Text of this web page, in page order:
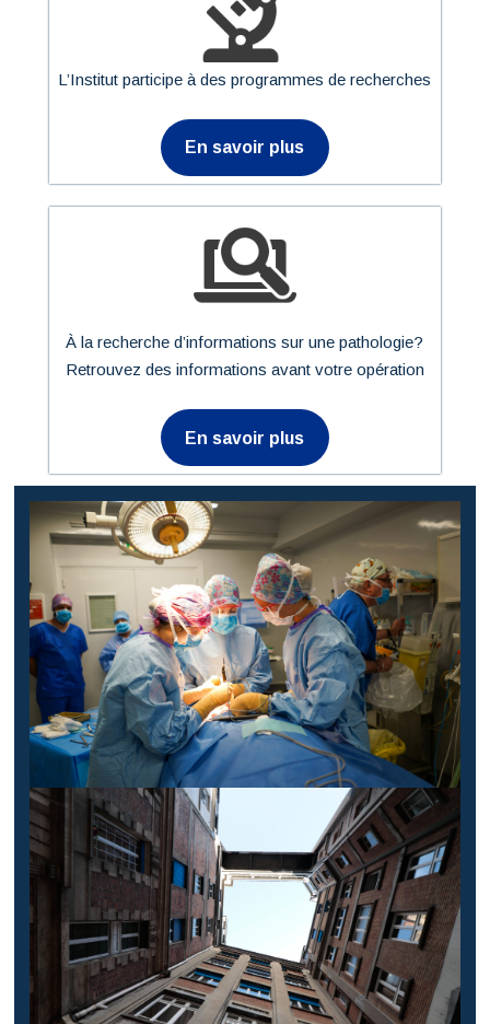
L’Institut participe à des programmes de recherches
En savoir plus
À la recherche d’informations sur une pathologie?
Retrouvez des informations avant votre opération
En savoir plus